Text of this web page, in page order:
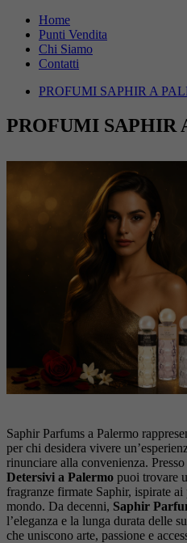
Home
Punti Vendita
Chi Siamo
Contatti
PROFUMI SAPHIR A
PROFUMI SAPHIR
Saphir Parfums a Palermo
per chi desidera vivere
rinunciare alla convenienza. Presso
Detersivi a Palermo puoi trovare
fragranze firmate Saphir, ispirate
mondo. Da decenni, Saphir
l’eleganza e la lunga durata delle
che uniscono arte, passione e